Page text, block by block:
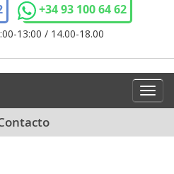
+34 93 100 64 62
13:00 / 14.00-18.00